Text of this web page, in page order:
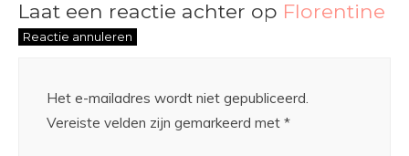
Laat een reactie achter op Florentine
Reactie annuleren
Het e-mailadres wordt niet gepubliceerd.
Vereiste velden zijn gemarkeerd met *